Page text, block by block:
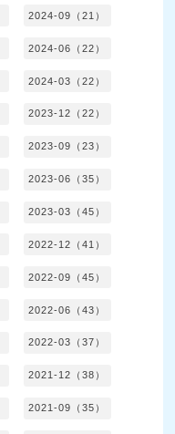
2024-09（21）
2024-06（22）
2024-03（22）
2023-12（22）
2023-09（23）
2023-06（35）
2023-03（45）
2022-12（41）
2022-09（45）
2022-06（43）
2022-03（37）
2021-12（38）
2021-09（35）